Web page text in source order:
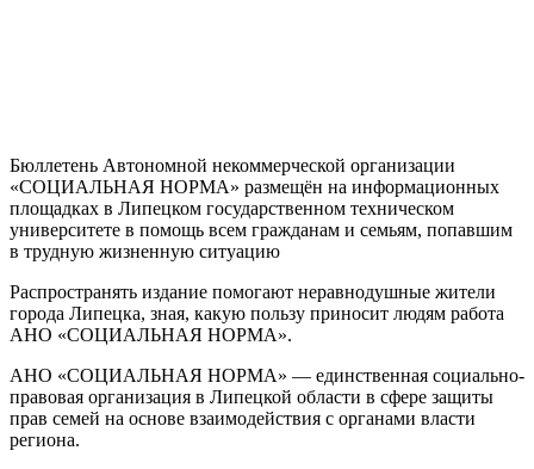
Бюллетень Автономной некоммерческой организации
«СОЦИАЛЬНАЯ НОРМА» размещён на информационных
площадках в Липецком государственном техническом
университете в помощь всем гражданам и семьям, попавшим
в трудную жизненную ситуацию
Распространять издание помогают неравнодушные жители
города Липецка, зная, какую пользу приносит людям работа
АНО «СОЦИАЛЬНАЯ НОРМА».
АНО «СОЦИАЛЬНАЯ НОРМА» — единственная социально-
правовая организация в Липецкой области в сфере защиты
прав семей на основе взаимодействия с органами власти
региона.